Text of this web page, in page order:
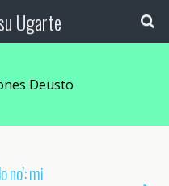
Ugarte
Deusto
no’: mi